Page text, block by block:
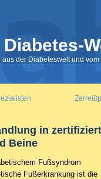
der Diabeteswelt und
in
Beine
Fußsyndrom
Fußerkrankung ist die